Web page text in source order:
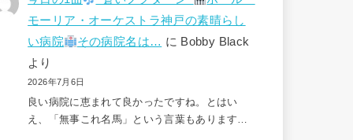
モーリア・オーケストラ神戸の素晴らし
い病院
その病院名は… に Bobby Black
より
2026年7月6日
良い病院に恵まれて良かったですね。とはい
え、「無事これ名馬」という言葉もあります…